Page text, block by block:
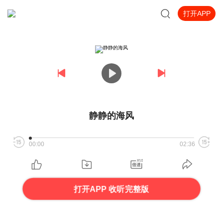
打开APP
静静的海风
00:00 02:36
打开APP 收听完整版